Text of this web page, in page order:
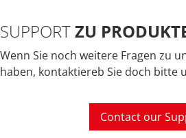
SUPPORTZU
Wenn Sie noch weitere Fragen zu
haben, kontaktiereb Sie doch bitte
Contact our